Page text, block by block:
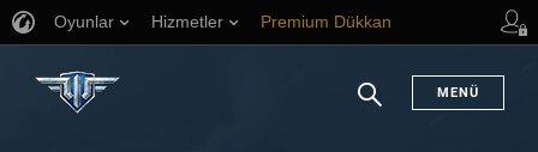
Oyunlar Hizmetler Premium Dükkan
MENÜ